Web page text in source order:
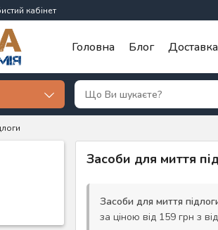
кабінет
Головна Блог Доставка
Засоби для миття
Засоби для миття
за ціною від 159 грн з